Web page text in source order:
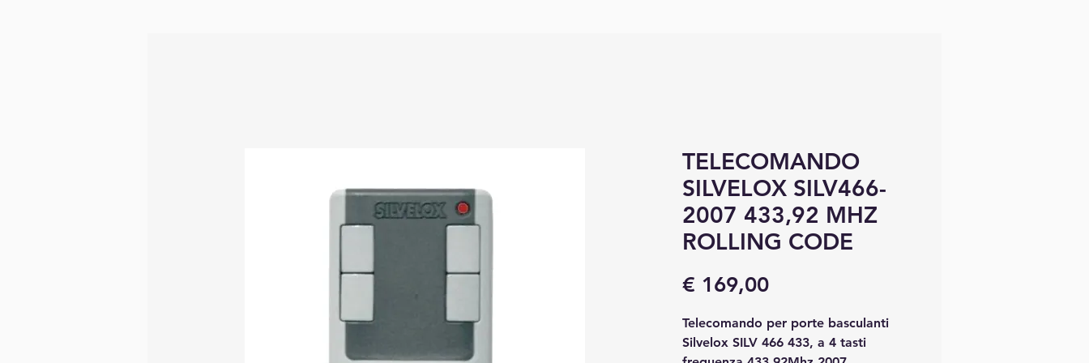
TELECOMANDO
SILVELOX SILV466-
2007 433,92 MHZ
ROLLING CODE
€ 169,00Preço
Telecomando per porte basculanti
Silvelox SILV 466 433, a 4 tasti